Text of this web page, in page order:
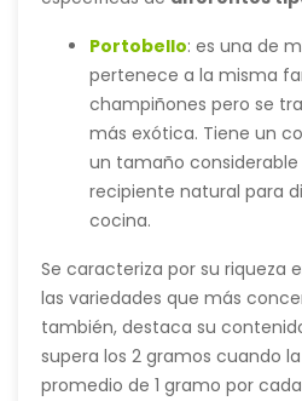
Portobello: es una de
pertenece a la misma
champiñones pero se
más exótica. Tiene un
un tamaño
recipiente natural para
cocina.
Se caracteriza por su riqueza
las variedades que más
también, destaca su
supera los 2 gramos cuando
promedio de 1 gramo por